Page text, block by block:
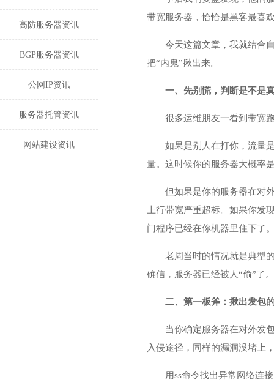
高防服务器资讯
BGP服务器资讯
公网IP资讯
服务器托管资讯
网站建设资讯
带宽服务器 ，恰恰是黑客最喜
今天这篇文章，我就结合
把“内鬼”揪出来。
一、先别慌，判断是不是
很多运维朋友一看到带宽
如果是别人在打你，流量
量。这时候你的服务器大概率
但如果是你的服务器在对
上行带宽严重超标。如果你发
门程序已经在你机器里住下了
老周当时的情况就是典型
确信，服务器已经被人“偷”了。
二、第一板斧：揪出发包
当你确定服务器在对外发
入侵途径，同样的漏洞没堵上
用ss命令找出异常网络连接